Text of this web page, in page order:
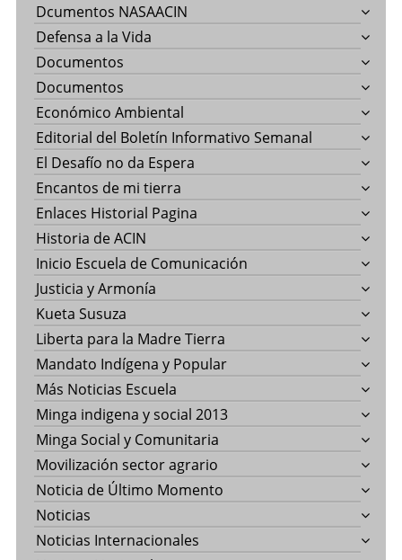
Dcumentos NASAACIN
Defensa a la Vida
Documentos
Documentos
Económico Ambiental
Editorial del Boletín Informativo Semanal
El Desafío no da Espera
Encantos de mi tierra
Enlaces Historial Pagina
Historia de ACIN
Inicio Escuela de Comunicación
Justicia y Armonía
Kueta Susuza
Liberta para la Madre Tierra
Mandato Indígena y Popular
Más Noticias Escuela
Minga indigena y social 2013
Minga Social y Comunitaria
Movilización sector agrario
Noticia de Último Momento
Noticias
Noticias Internacionales